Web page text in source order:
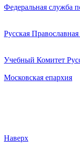
Федеральная служба
Русская
Учебный Комитет
Московская епархия
Наверх